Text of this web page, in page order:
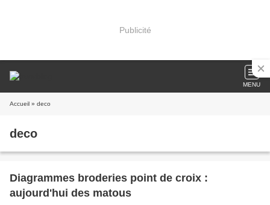
Publicité
MENU
Accueil » deco
deco
Diagrammes broderies point de croix :
aujourd'hui des matous